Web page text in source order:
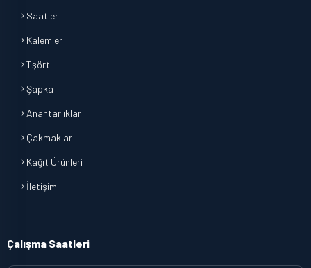
Saatler
Kalemler
Tşört
Şapka
Anahtarlıklar
Çakmaklar
Kağıt Ürünleri
İletişim
Çalışma Saatleri